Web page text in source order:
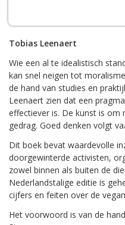
Tobias Leenaert
Wie een al te idealistisch
kan snel neigen tot
de hand van studies en
Leenaert zien dat een
effectiever is. De kunst is
gedrag. Goed denken volgt
Dit boek bevat waardevolle
doorgewinterde activisten,
zowel binnen als buiten de
Nederlandstalige editie is
cijfers en feiten over de
Het voorwoord is van de